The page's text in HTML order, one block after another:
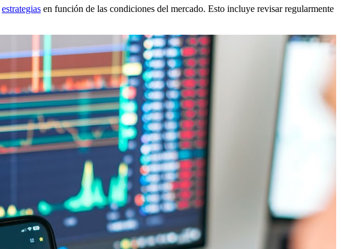
estrategias en función de las condiciones del mercado. Esto incluye revisar regularmente